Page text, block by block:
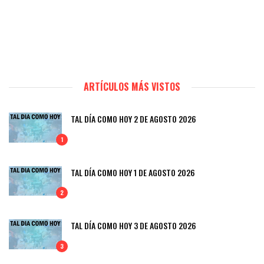
ARTÍCULOS MÁS VISTOS
1
TAL DÍA COMO HOY 2 DE AGOSTO 2026
2
TAL DÍA COMO HOY 1 DE AGOSTO 2026
3
TAL DÍA COMO HOY 3 DE AGOSTO 2026